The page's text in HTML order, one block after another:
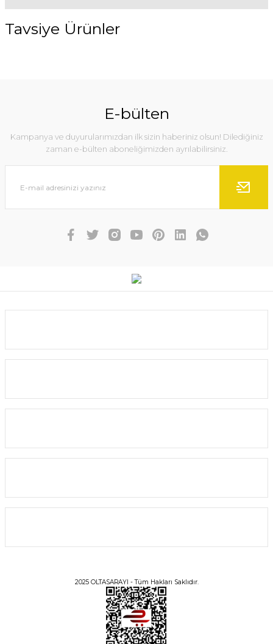
Bu ürünün fiyat bilgisi, resim, ürün açıklamalarında ve diğer
konularda yetersiz gördüğünüz noktaları öneri formunu kullanarak
Ürün bilgilerinde hatalar bulunuyor.
Ürün fiyatı diğer sitelerden daha pahalı.
Bu ürüne benzer farklı alternatifler olmalı.
Gönder
Tavsiye Ürünler
%10
E-bülten
Kampanya ve duyurularımızdan ilk sizin haberiniz olsun! Dilediğiniz
zaman e-bülten aboneliğimizden ayrılabilirsiniz.
2025 OLTASARAYI - Tüm Hakları Saklıdır.